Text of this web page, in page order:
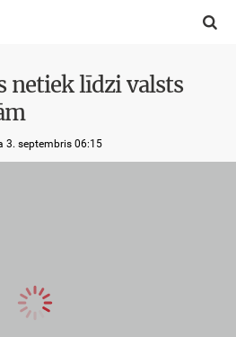

netiek līdzi valsts
3. septembris 06:15